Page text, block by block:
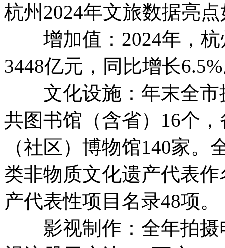
杭州2024年文旅数据亮
增加值：2024年，杭
3448亿元，同比增长
文化设施：年末全市
共图书馆（含省）16个
（社区）博物馆140家
类非物质文化遗产代表
产代表性项目名录48项。
影视制作：全年拍摄